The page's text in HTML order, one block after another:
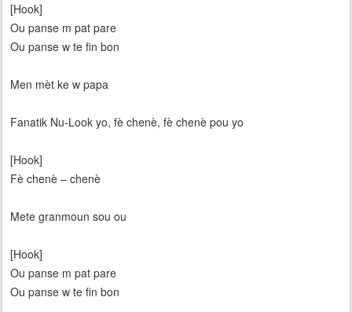
[Hook]
Ou panse m pat pare
Ou panse w te fin bon
Men mèt ke w papa
Fanatik Nu-Look yo, fè chenè, fè chenè pou yo
[Hook]
Fè chenè – chenè
Mete granmoun sou ou
[Hook]
Ou panse m pat pare
Ou panse w te fin bon